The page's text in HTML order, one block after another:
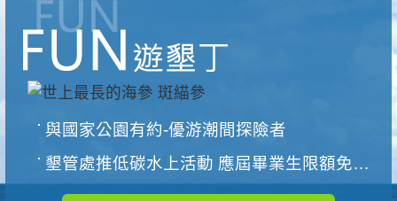
與國家公園有約-優游潮間探險者
墾管處推低碳水上活動 應屆畢業生限額免費參加